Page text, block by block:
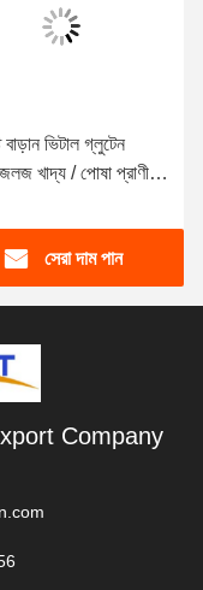
বাড়ান ভিটাল গ্লুটেন
খাদ্য / পোষা প্রাণী
সেরা দাম পান
Company